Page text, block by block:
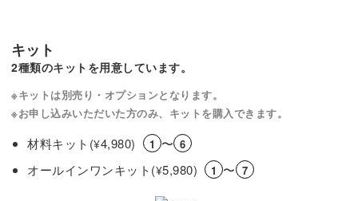
キット
2種類のキットを用意しています。
※キットは別売り・オプションとなります。
※お申し込みいただいた方のみ、キットを購入できます。
材料キット(¥4,980) 1 〜 6
オールインワンキット(¥5,980) 1 〜 7